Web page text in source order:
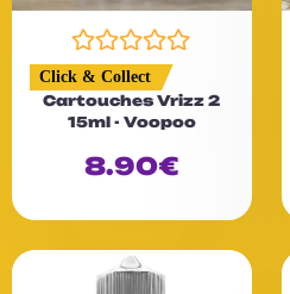
N
o
t
e
r
Click & Collect
Cartouches Vrizz 2
15ml - Voopoo
8.90€